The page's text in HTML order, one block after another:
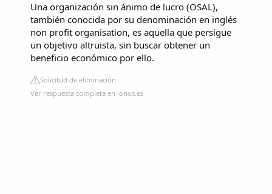
Una organización sin ánimo de lucro (OSAL),
también conocida por su denominación en inglés
non profit organisation, es aquella que persigue
un objetivo altruista, sin buscar obtener un
beneficio económico por ello.
Solicitud de eliminación
Ver respuesta completa en ionos.es